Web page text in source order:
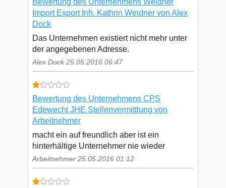
Bewertung des Unternehmens Weidner
Import Export Inh. Kathrin Weidner von Alex
Dock
Das Unternehmen existiert nicht mehr unter
der angegebenen Adresse.
Alex Dock 25.05.2016 06:47
Bewertung des Unternehmens CPS
Edewecht JHE Stellenvermittlung von
Arbeitnehmer
macht ein auf freundlich aber ist ein
hinterhältige Unternehmer nie wieder
Arbeitnehmer 25.05.2016 01:12